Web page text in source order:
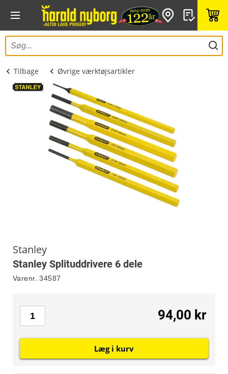
Tilbage Øvrige værktøjsartikler
Stanley
Stanley Splituddrivere 6 dele
Varenr. 34587
94,00 kr
Læg i kurv